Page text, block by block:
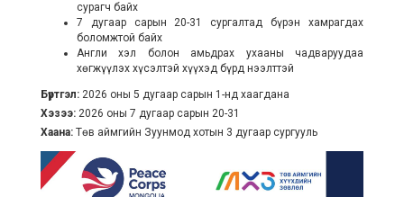
сурагч байх
7 дугаар сарын 20-31 сургалтад бүрэн хамрагдах
боломжтой байх
Англи хэл болон амьдрах ухааны чадваруудаа
хөгжүүлэх хүсэлтэй хүүхэд бүрд нээлттэй
Бүртгэл: 2026 оны 5 дугаар сарын 1-нд хаагдана
Хэзээ: 2026 оны 7 дугаар сарын 20-31
Хаана: Төв аймгийн Зуунмод хотын 3 дугаар сургууль